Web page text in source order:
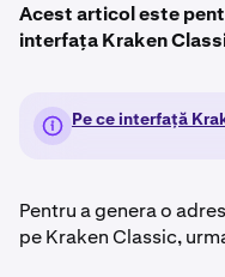
Acest articol este
interfața Kraken
Pe ce interfață
Pentru a genera o
pe Kraken Classic,